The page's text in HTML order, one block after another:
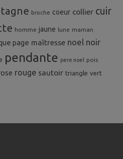
broche coeur collier cuir
homme jaune lune maman
page maîtresse noel noir
pendante pere noel pois
rouge sautoir triangle vert